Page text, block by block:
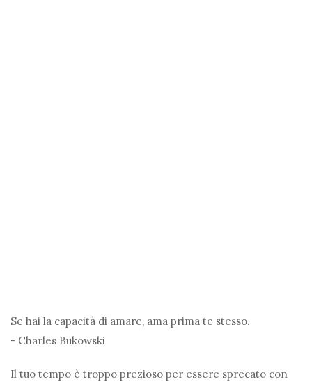
Se hai la capacità di amare, ama prima te stesso.
- Charles Bukowski
Il tuo tempo è troppo prezioso per essere sprecato con